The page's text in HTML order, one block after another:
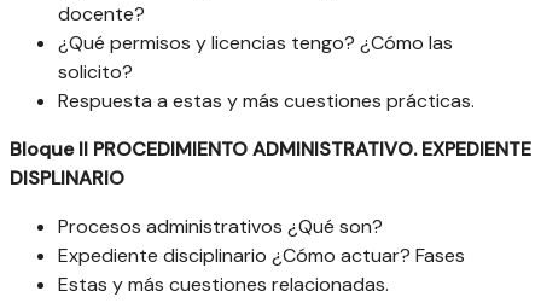
docente?
¿Qué permisos y licencias tengo? ¿Cómo las
solicito?
Respuesta a estas y más cuestiones prácticas.
Bloque II PROCEDIMIENTO ADMINISTRATIVO. EXPEDIENTE
DISPLINARIO
Procesos administrativos ¿Qué son?
Expediente disciplinario ¿Cómo actuar? Fases
Estas y más cuestiones relacionadas.